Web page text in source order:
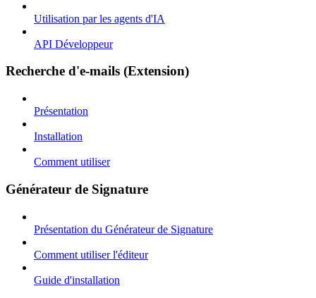
Utilisation par les agents d'IA
API Développeur
Recherche d'e-mails (Extension)
Présentation
Installation
Comment utiliser
Générateur de Signature
Présentation du Générateur de Signature
Comment utiliser l'éditeur
Guide d'installation